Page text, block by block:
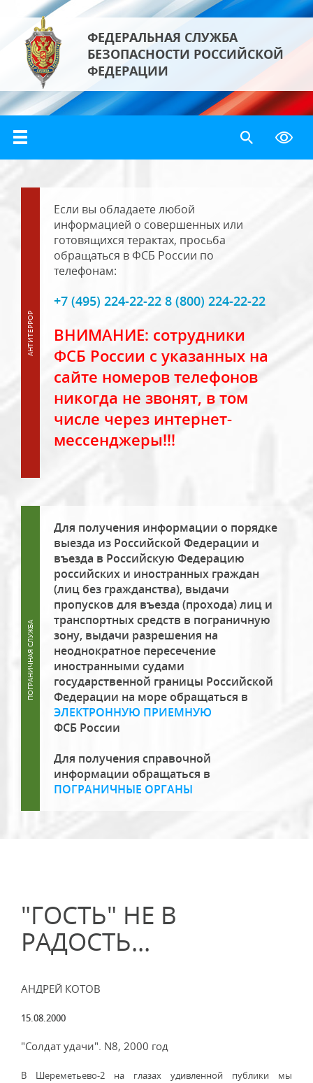
ФЕДЕРАЛЬНАЯ СЛУЖБА
БЕЗОПАСНОСТИ РОССИЙСКОЙ
ФЕДЕРАЦИИ
Если вы обладаете любой
информацией о совершенных или
готовящихся терактах, просьба
обращаться в ФСБ России по
телефонам:
+7 (495) 224-22-22 8 (800) 224-22-22
ВНИМАНИЕ: сотрудники
ФСБ России с указанных на
сайте номеров телефонов
никогда не звонят, в том
числе через интернет-
мессенджеры!!!
Для получения информации о порядке
выезда из Российской Федерации и
въезда в Российскую Федерацию
российских и иностранных граждан
(лиц без гражданства), выдачи
пропусков для въезда (прохода) лиц и
транспортных средств в пограничную
зону, выдачи разрешения на
неоднократное пересечение
иностранными судами
государственной границы Российской
Федерации на море обращаться в
ЭЛЕКТРОННУЮ ПРИЕМНУЮ
ФСБ России
Для получения справочной
информации обращаться в
ПОГРАНИЧНЫЕ ОРГАНЫ
"ГОСТЬ" НЕ В
РАДОСТЬ...
АНДРЕЙ КОТОВ
15.08.2000
"Солдат удачи". N8, 2000 год
В Шереметьево-2 на глазах удивленной публики мы